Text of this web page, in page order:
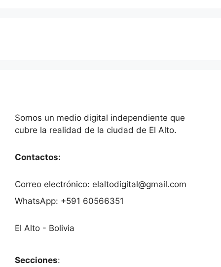
Somos un medio digital independiente que
cubre la realidad de la ciudad de El Alto.
Contactos:
Correo electrónico: elaltodigital@gmail.com
WhatsApp: +591 60566351
El Alto - Bolivia
Secciones: